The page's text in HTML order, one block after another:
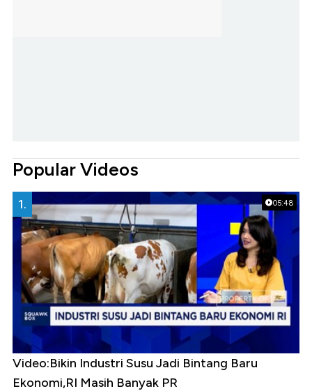
Popular Videos
05:48
1.
Video:Bikin Industri Susu Jadi Bintang Baru
Ekonomi,RI Masih Banyak PR